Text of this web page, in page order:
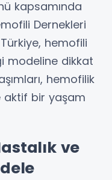
kapsamında
Dernekleri
hemofili
modeline dikkat
hemofilik
aktif bir yaşam
ve